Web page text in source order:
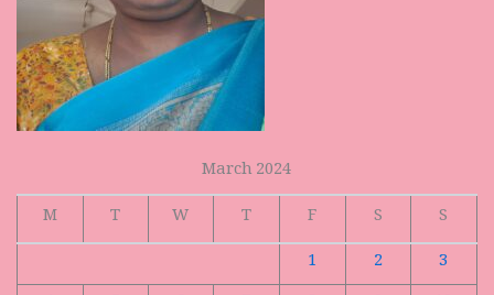
March 2024
M
T W T F S
S
1
2
3